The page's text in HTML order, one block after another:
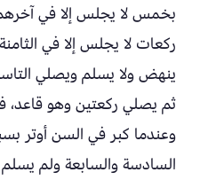
بخمس لا يجلس إلا في
ركعات لا يجلس إلا في
ينهض ولا يسلم ويصلي
ثم يصلي ركعتين وهو قاعد،
وعندما كبر في السن أوتر
السادسة والسابعة ولم يسلم